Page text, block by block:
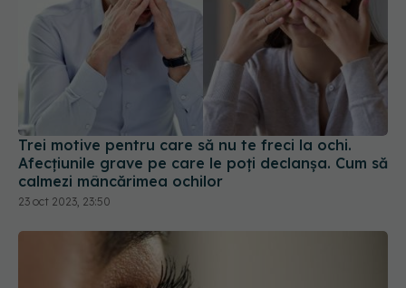
Trei motive pentru care să nu te freci la ochi.
Afecțiunile grave pe care le poți declanșa. Cum să
calmezi mâncărimea ochilor
23 oct 2023, 23:50